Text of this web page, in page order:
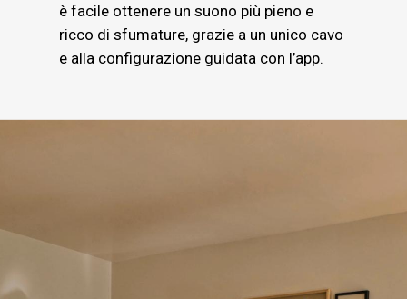
è facile ottenere un suono più pieno e
ricco di sfumature, grazie a un unico cavo
e alla configurazione guidata con l’app.